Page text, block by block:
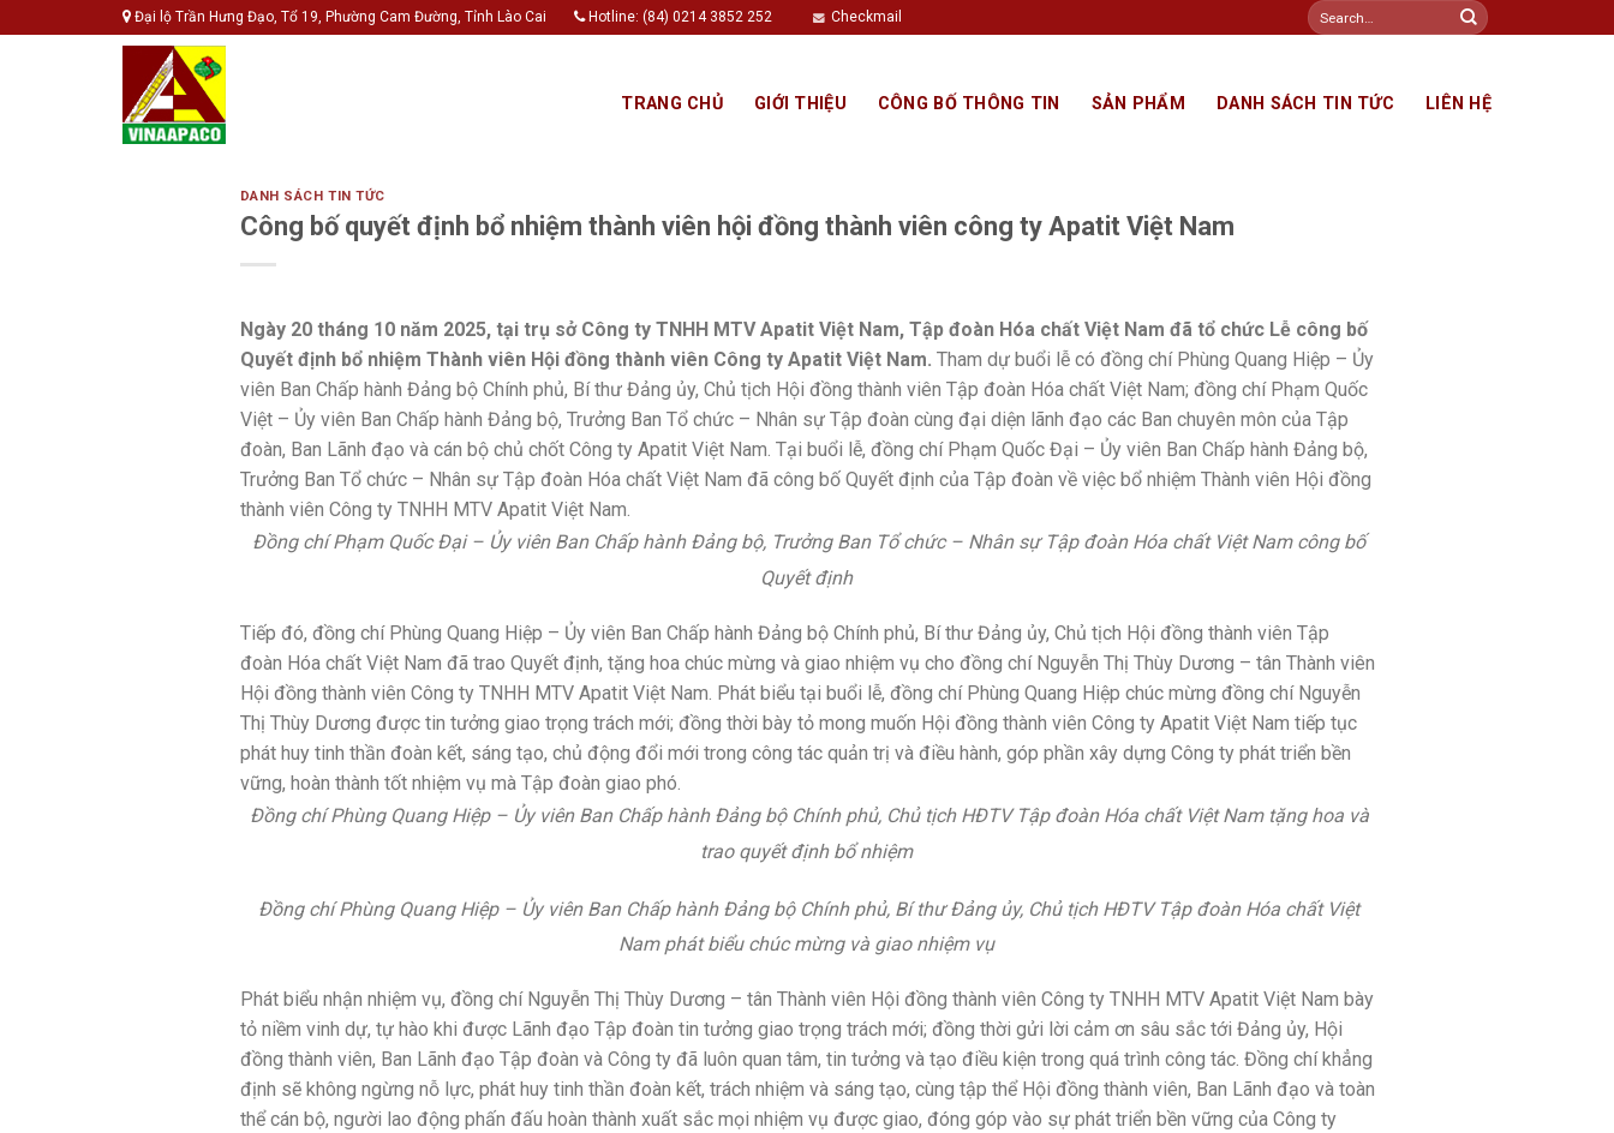
Đại lộ Trần Hưng Đạo, Tổ 19, Phường Cam Đường, Tỉnh Lào Cai Hotline: (84) 0214 3852 252 Checkmail
Search
for:
TRANG CHỦ GIỚI THIỆU CÔNG BỐ THÔNG TIN SẢN PHẨM DANH SÁCH TIN TỨC LIÊN HỆ
DANH SÁCH TIN TỨC
Công bố quyết định bổ nhiệm thành viên hội đồng thành viên công ty Apatit Việt Nam
Ngày 20 tháng 10 năm 2025, tại trụ sở Công ty TNHH MTV Apatit Việt Nam, Tập đoàn Hóa chất Việt Nam đã tổ chức Lễ công bố
Quyết định bổ nhiệm Thành viên Hội đồng thành viên Công ty Apatit Việt Nam. Tham dự buổi lễ có đồng chí Phùng Quang Hiệp – Ủy
viên Ban Chấp hành Đảng bộ Chính phủ, Bí thư Đảng ủy, Chủ tịch Hội đồng thành viên Tập đoàn Hóa chất Việt Nam; đồng chí Phạm Quốc
Việt – Ủy viên Ban Chấp hành Đảng bộ, Trưởng Ban Tổ chức – Nhân sự Tập đoàn cùng đại diện lãnh đạo các Ban chuyên môn của Tập
đoàn, Ban Lãnh đạo và cán bộ chủ chốt Công ty Apatit Việt Nam. Tại buổi lễ, đồng chí Phạm Quốc Đại – Ủy viên Ban Chấp hành Đảng bộ,
Trưởng Ban Tổ chức – Nhân sự Tập đoàn Hóa chất Việt Nam đã công bố Quyết định của Tập đoàn về việc bổ nhiệm Thành viên Hội đồng
thành viên Công ty TNHH MTV Apatit Việt Nam.
Đồng chí Phạm Quốc Đại – Ủy viên Ban Chấp hành Đảng bộ, Trưởng Ban Tổ chức – Nhân sự Tập đoàn Hóa chất Việt Nam công bố
Quyết định
Tiếp đó, đồng chí Phùng Quang Hiệp – Ủy viên Ban Chấp hành Đảng bộ Chính phủ, Bí thư Đảng ủy, Chủ tịch Hội đồng thành viên Tập
đoàn Hóa chất Việt Nam đã trao Quyết định, tặng hoa chúc mừng và giao nhiệm vụ cho đồng chí Nguyễn Thị Thùy Dương – tân Thành viên
Hội đồng thành viên Công ty TNHH MTV Apatit Việt Nam. Phát biểu tại buổi lễ, đồng chí Phùng Quang Hiệp chúc mừng đồng chí Nguyễn
Thị Thùy Dương được tin tưởng giao trọng trách mới; đồng thời bày tỏ mong muốn Hội đồng thành viên Công ty Apatit Việt Nam tiếp tục
phát huy tinh thần đoàn kết, sáng tạo, chủ động đổi mới trong công tác quản trị và điều hành, góp phần xây dựng Công ty phát triển bền
vững, hoàn thành tốt nhiệm vụ mà Tập đoàn giao phó.
Đồng chí Phùng Quang Hiệp – Ủy viên Ban Chấp hành Đảng bộ Chính phủ, Chủ tịch HĐTV Tập đoàn Hóa chất Việt Nam tặng hoa và
trao quyết định bổ nhiệm
Đồng chí Phùng Quang Hiệp – Ủy viên Ban Chấp hành Đảng bộ Chính phủ, Bí thư Đảng ủy, Chủ tịch HĐTV Tập đoàn Hóa chất Việt
Nam phát biểu chúc mừng và giao nhiệm vụ
Phát biểu nhận nhiệm vụ, đồng chí Nguyễn Thị Thùy Dương – tân Thành viên Hội đồng thành viên Công ty TNHH MTV Apatit Việt Nam bày
tỏ niềm vinh dự, tự hào khi được Lãnh đạo Tập đoàn tin tưởng giao trọng trách mới; đồng thời gửi lời cảm ơn sâu sắc tới Đảng ủy, Hội
đồng thành viên, Ban Lãnh đạo Tập đoàn và Công ty đã luôn quan tâm, tin tưởng và tạo điều kiện trong quá trình công tác. Đồng chí khẳng
định sẽ không ngừng nỗ lực, phát huy tinh thần đoàn kết, trách nhiệm và sáng tạo, cùng tập thể Hội đồng thành viên, Ban Lãnh đạo và toàn
thể cán bộ, người lao động phấn đấu hoàn thành xuất sắc mọi nhiệm vụ được giao, đóng góp vào sự phát triển bền vững của Công ty